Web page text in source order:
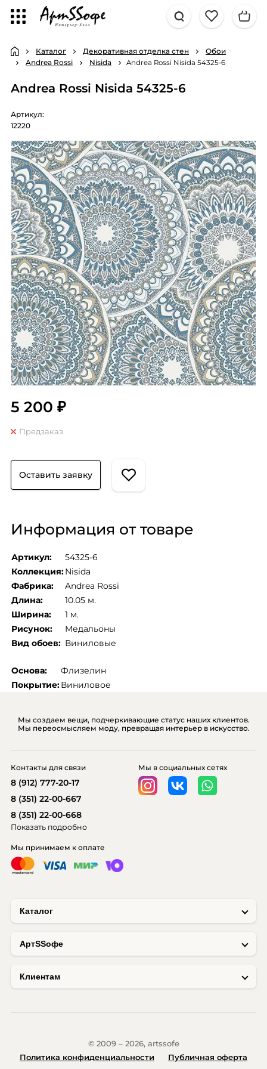
Каталог Декоративная отделка стен
Обои
Andrea Rossi
Nisida Andrea Rossi Nisida 54325-6
Andrea Rossi Nisida 54325-6
Артикул:
12220
5 200 ₽
Предзаказ
Оставить заявку
Информация от товаре
Артикул:
54325-6
Коллекция:Nisida
Фабрика:
Andrea Rossi
Длина:
10.05 м.
Ширина:
1 м.
Рисунок:
Медальоны
Вид обоев: Виниловые
Основа:
Флизелин
Покрытие:Виниловое
Мы создаем вещи, подчеркивающие статус наших клиентов.
Мы переосмысляем моду, превращая интерьер в искусство.
Каталог
AртSSофе
Клиентам
Мы принимаем к оплате
Мы в социальных сетях
Контакты для связи
8 (912) 777-20-17
8 (351) 22-00-667
8 (351) 22-00-668
Показать подробно
© 2009 – 2026, artssofe
Политика конфиденциальности
Публичная оферта